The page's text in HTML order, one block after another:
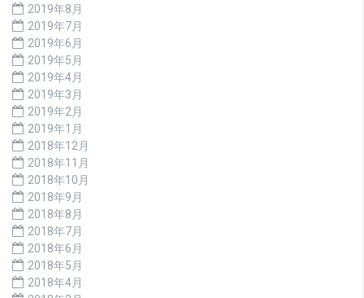
2019年8月
2019年7月
2019年6月
2019年5月
2019年4月
2019年3月
2019年2月
2019年1月
2018年12月
2018年11月
2018年10月
2018年9月
2018年8月
2018年7月
2018年6月
2018年5月
2018年4月